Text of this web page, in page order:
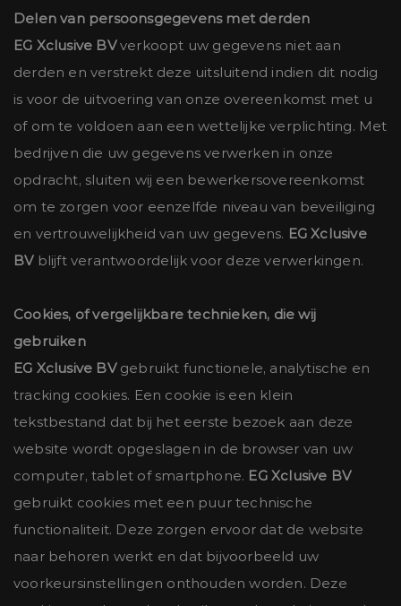
Delen van persoonsgegevens met derden
EG Xclusive BVverkoopt uw gegevens niet aan
derden en verstrekt deze uitsluitend indien dit nodig
is voor de uitvoering van onze overeenkomst met u
of om te voldoen aan een wettelijke verplichting. Met
bedrijven die uw gegevens verwerken in onze
opdracht, sluiten wij een bewerkersovereenkomst
om te zorgen voor eenzelfde niveau van beveiliging
en vertrouwelijkheid van uw gegevens. EG Xclusive
BVblijft verantwoordelijk voor deze verwerkingen.
Cookies, of vergelijkbare technieken, die wij
gebruiken
EG Xclusive BVgebruikt functionele, analytische en
tracking cookies. Een cookie is een klein
tekstbestand dat bij het eerste bezoek aan deze
website wordt opgeslagen in de browser van uw
computer, tablet of smartphone. EG Xclusive BV
gebruikt cookies met een puur technische
functionaliteit. Deze zorgen ervoor dat de website
naar behoren werkt en dat bijvoorbeeld uw
voorkeursinstellingen onthouden worden. Deze